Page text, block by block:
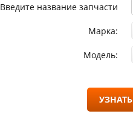
Введите название запчасти
Марка:
Модель: